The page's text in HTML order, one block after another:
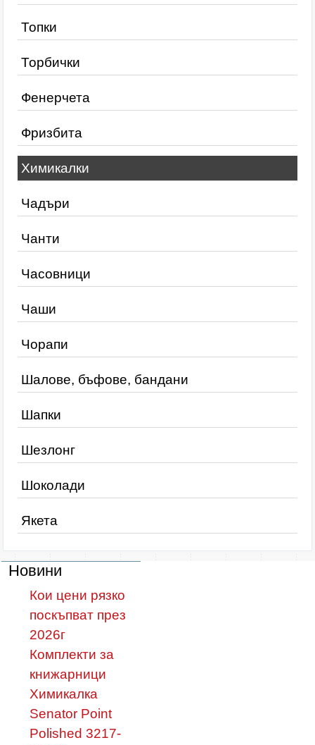
Топки
Торбички
Фенерчета
Фризбита
Химикалки
Чадъри
Чанти
Часовници
Чаши
Чорапи
Шалове, бъфове, бандани
Шапки
Шезлонг
Шоколади
Якета
Новини
Кои цени рязко
поскъпват през
2026г
Комплекти за
книжарници
Химикалка
Senator Point
Polished 3217-